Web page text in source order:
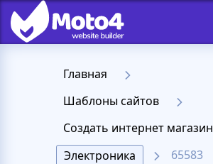
Главная
Шаблоны сайтов
Создать интернет магазин
Электроника
65583